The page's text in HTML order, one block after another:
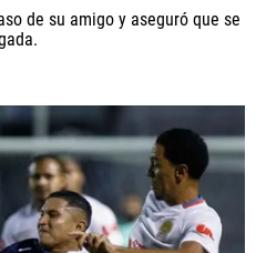
de su amigo y aseguró que se